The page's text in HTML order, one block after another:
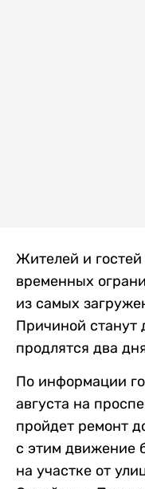
Жителей и
временных
из самых
Причиной станут
продлятся два
По информации
августа на
пройдет ремонт
с этим движение
на участке от